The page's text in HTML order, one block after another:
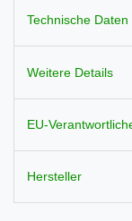
Technische Daten
Weitere Details
EU-
Hersteller